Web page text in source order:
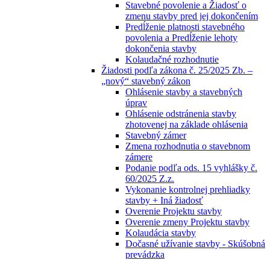
Stavebné povolenie a Žiadosť o
zmenu stavby pred jej dokončením
Predĺženie platnosti stavebného
povolenia a Predĺženie lehoty
dokončenia stavby
Kolaudačné rozhodnutie
Žiadosti podľa zákona č. 25/2025 Zb. –
„nový“ stavebný zákon
Ohlásenie stavby a stavebných
úprav
Ohlásenie odstránenia stavby
zhotovenej na základe ohlásenia
Stavebný zámer
Zmena rozhodnutia o stavebnom
zámere
Podanie podľa ods. 15 vyhlášky č.
60/2025 Z.z.
Vykonanie kontrolnej prehliadky
stavby + Iná žiadosť
Overenie Projektu stavby
Overenie zmeny Projektu stavby
Kolaudácia stavby
Dočasné užívanie stavby - Skúšobná
prevádzka